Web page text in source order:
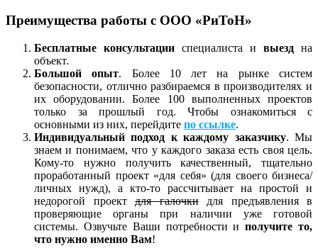
Преимущества работы с ООО «РиТоН»
Бесплатные консультации специалиста и выезд на
объект.
Большой опыт. Более 10 лет на рынке систем
безопасности, отлично разбираемся в производителях и
их оборудовании. Более 100 выполненных проектов
только за прошлый год. Чтобы ознакомиться с
основными из них, перейдите по ссылке.
Индивидуальный подход к каждому заказчику. Мы
знаем и понимаем, что у каждого заказа есть своя цель.
Кому-то нужно получить качественный, тщательно
проработанный проект «для себя» (для своего бизнеса/
личных нужд), а кто-то рассчитывает на простой и
недорогой проект для галочкидля предъявления в
проверяющие органы при наличии уже готовой
системы. Озвучьте Ваши потребности иполучите то,
что нужно именно Вам!